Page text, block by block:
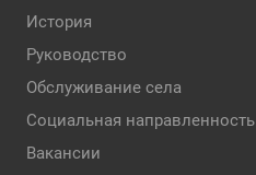
История
Руководство
Обслуживание села
Социальная направленность
Вакансии